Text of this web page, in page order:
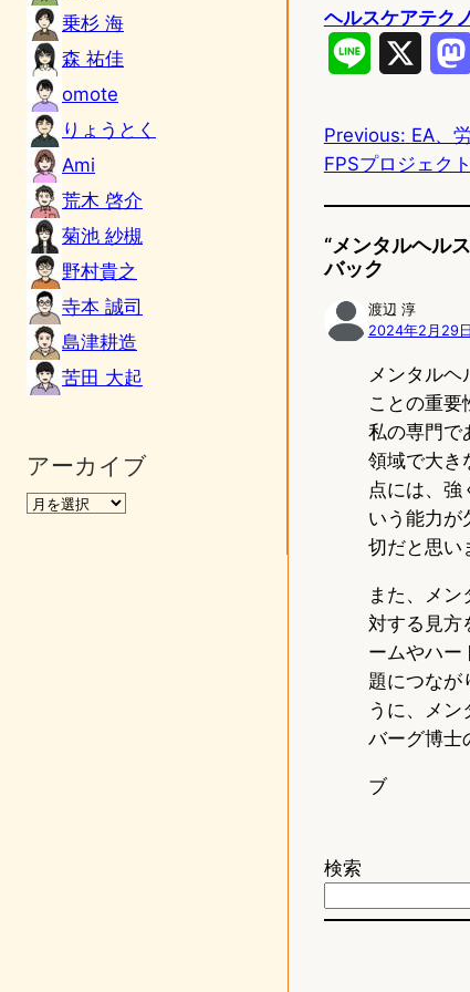
乗杉 海
森 祐佳
omote
りょうとく
Ami
荒木 啓介
菊池 紗槻
野村貴之
寺本 誠司
島津耕造
苦田 大起
アーカイブ
ヘルスケアテク
n
e
Previous: EA、
FPSプロジェク
“メンタルヘル
バック
渡辺 淳
2024年2月29日
メンタル
ことの重要
私の専門で
領域で大き
点には、強
いう能力が
切だと思い
また、メ
対する見方
ームやハー
題につなが
うに、メ
バーグ博士
ブ
検索